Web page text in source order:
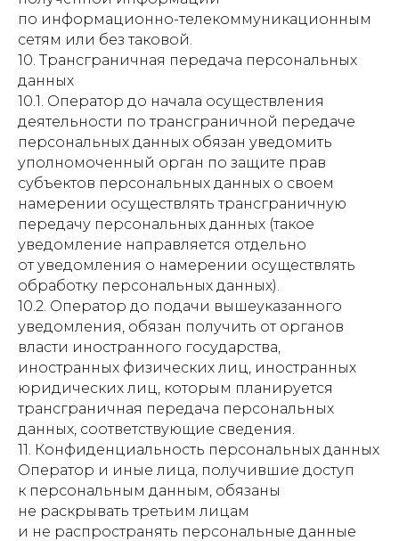
по информационно-телекоммуникационным
сетям или без таковой.
10. Трансграничная передача персональных
данных
10.1. Оператор до начала осуществления
деятельности по трансграничной передаче
персональных данных обязан уведомить
уполномоченный орган по защите прав
субъектов персональных данных о своем
намерении осуществлять трансграничную
передачу персональных данных (такое
уведомление направляется отдельно
от уведомления о намерении осуществлять
обработку персональных данных).
10.2. Оператор до подачи вышеуказанного
уведомления, обязан получить от органов
власти иностранного государства,
иностранных физических лиц, иностранных
юридических лиц, которым планируется
трансграничная передача персональных
данных, соответствующие сведения.
11. Конфиденциальность персональных данных
Оператор и иные лица, получившие доступ
к персональным данным, обязаны
не раскрывать третьим лицам
и не распространять персональные данные